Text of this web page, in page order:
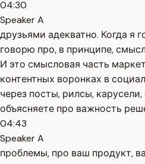
04:30
Speaker A
друзьями адекватно. Когда я
говорю про, в принципе,
И это смысловая часть
контентных воронках в
через посты, рилсы,
объясняете про важность
04:43
Speaker A
проблемы, про ваш продукт,